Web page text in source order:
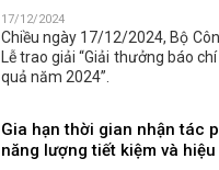
17/12/2024
Chiều ngày 17/12/2024, Bộ
Lễ trao giải “Giải thưởng báo
quả năm 2024”.
Gia hạn thời gian nhận tác
năng lượng tiết kiệm và